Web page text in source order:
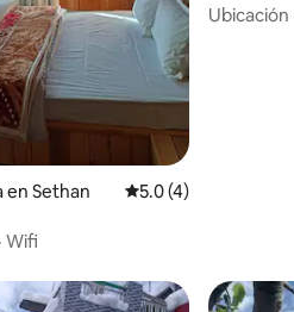
en Sethan Calificación
5.0 (4)
· Wifi
Ubicación